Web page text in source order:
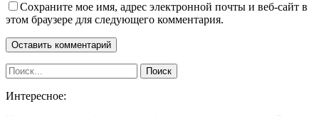
Сохраните мое имя, адрес электронной почты и веб-сайт в
этом браузере для следующего комментария.
Интересное: